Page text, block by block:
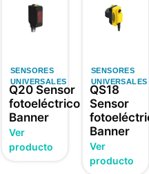
SENSORES
UNIVERSALES
Q20 Sensor
fotoeléctrico
Banner
Ver
producto
SENSORES
UNIVERSALES
QS18
Sensor
Banner
Ver
producto